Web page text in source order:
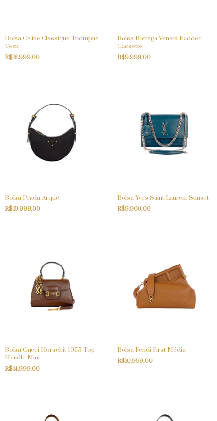
Bolsa Celine Classique Triomphe
Teen
R$16.999,00
Bolsa Bottega Veneta Padded
Cassette
R$9.999,00
Bolsa Prada Arqué
R$10.999,00
Bolsa Yves Saint Laurent Sunset
R$9.900,00
Bolsa Gucci Horsebit 1955 Top
Handle Mini
R$14.999,00
Bolsa Fendi First Média
R$10.999,00